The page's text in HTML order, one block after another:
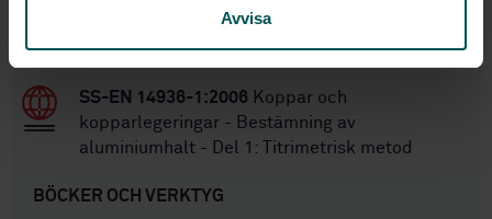
Avvisa
Del 2: Flamatomär
absorptionsspektrometrimetod (FAAS)
SS-EN 14936-1:2006 Koppar och
kopparlegeringar - Bestämning av
aluminiumhalt - Del 1: Titrimetrisk metod
BÖCKER OCH VERKTYG